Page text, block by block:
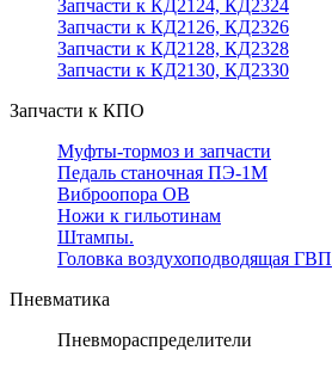
Запчасти к КД2124, КД2324
Запчасти к КД2126, КД2326
Запчасти к КД2128, КД2328
Запчасти к КД2130, КД2330
Запчасти к КПО
Муфты-тормоз и запчасти
Педаль станочная ПЭ-1М
Виброопора ОВ
Ножи к гильотинам
Штампы.
Головка воздухоподводящая ГВП
Пневматика
Пневмораспределители